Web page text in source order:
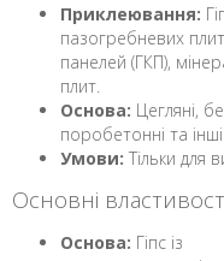
Приклеювання:
пазогребневих
панелей (ГКП),
плит.
Основа: Цегляні,
поробетонні та
Умови: Тільки для
Основні
Основа: Гіпс із